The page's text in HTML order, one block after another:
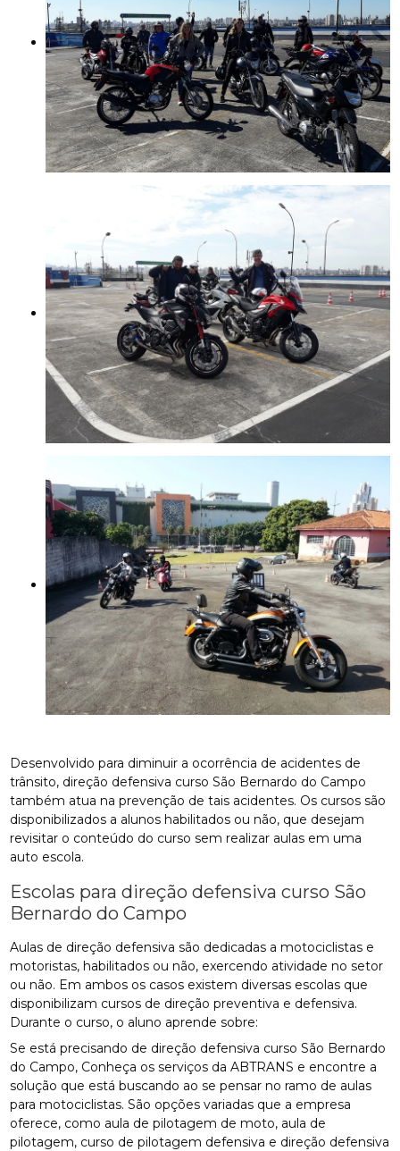
Desenvolvido para diminuir a ocorrência de acidentes de
trânsito, direção defensiva curso São Bernardo do Campo
também atua na prevenção de tais acidentes. Os cursos são
disponibilizados a alunos habilitados ou não, que desejam
revisitar o conteúdo do curso sem realizar aulas em uma
auto escola.
Escolas para direção defensiva curso São
Bernardo do Campo
Aulas de direção defensiva são dedicadas a motociclistas e
motoristas, habilitados ou não, exercendo atividade no setor
ou não. Em ambos os casos existem diversas escolas que
disponibilizam cursos de direção preventiva e defensiva.
Durante o curso, o aluno aprende sobre:
Se está precisando de direção defensiva curso São Bernardo
do Campo, Conheça os serviços da ABTRANS e encontre a
solução que está buscando ao se pensar no ramo de aulas
para motociclistas. São opções variadas que a empresa
oferece, como aula de pilotagem de moto, aula de
pilotagem, curso de pilotagem defensiva e direção defensiva